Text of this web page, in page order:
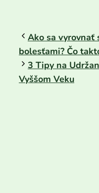
Ako sa vyrovnať
bolesťami? Čo
3 Tipy na
Vyššom Veku